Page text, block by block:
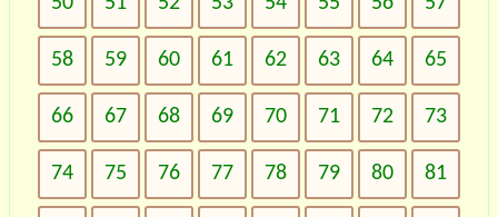
58 59 60 61 62 63 64 65
66 67 68 69 70 71 72 73
74 75 76 77 78 79 80 81